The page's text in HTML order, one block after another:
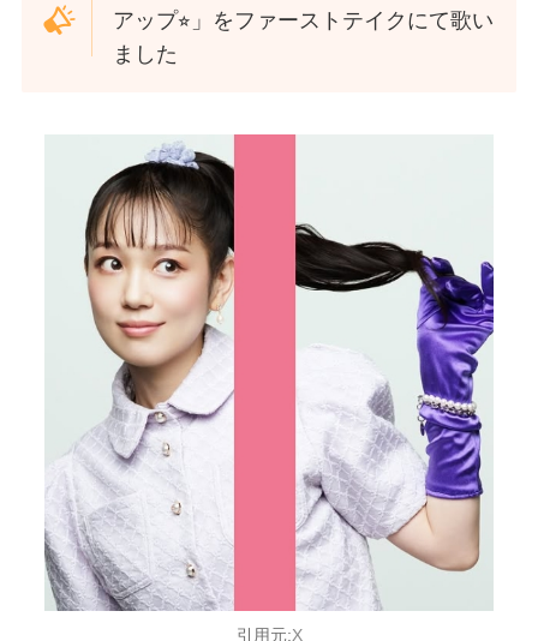
アップ⭐︎」をファーストテイクにて歌い
ました
引用元:X